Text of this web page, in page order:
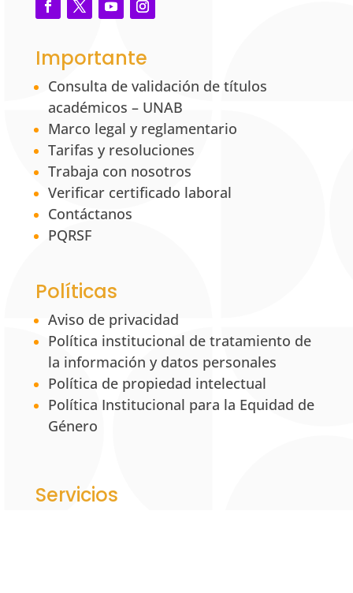
Importante
Consulta de validación de títulos
académicos – UNAB
Marco legal y reglamentario
Tarifas y resoluciones
Trabaja con nosotros
Verificar certificado laboral
Contáctanos
PQRSF
Políticas
Aviso de privacidad
Política institucional de tratamiento de
la información y datos personales
Política de propiedad intelectual
Política Institucional para la Equidad de
Género
Servicios